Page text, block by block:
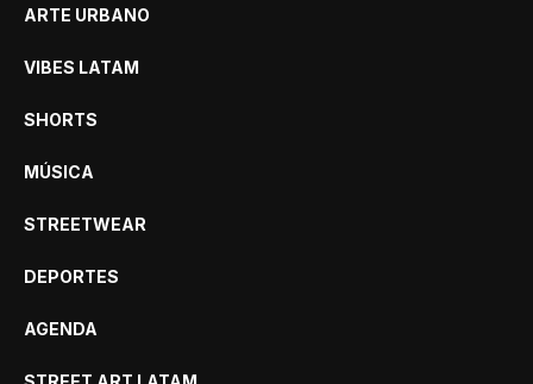
ARTE URBANO
VIBES LATAM
SHORTS
MÚSICA
STREETWEAR
DEPORTES
AGENDA